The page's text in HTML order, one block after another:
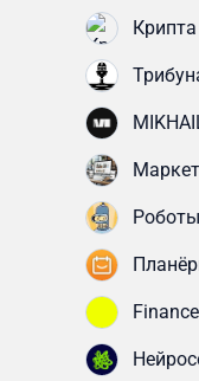
Крипта
Finance